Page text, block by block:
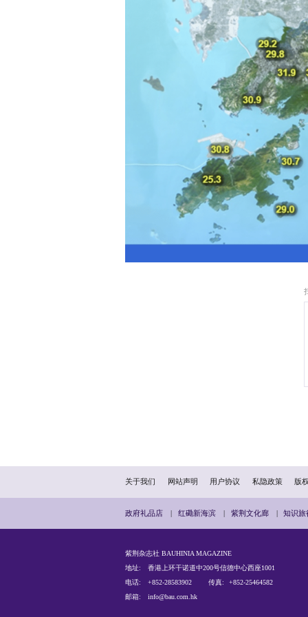
免剧烈运动或长时间户外
中心指出，过去五年本
恶心、气促、神志不清，
中心又指，市民还应留
镜、穿着长袖衣物及戴帽